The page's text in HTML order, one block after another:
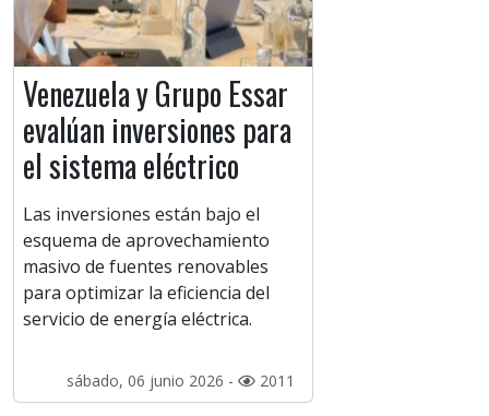
Venezuela y Grupo Essar
evalúan inversiones para
el sistema eléctrico
Las inversiones están bajo el
esquema de aprovechamiento
masivo de fuentes renovables
para optimizar la eficiencia del
servicio de energía eléctrica.
sábado, 06 junio 2026 - 2011